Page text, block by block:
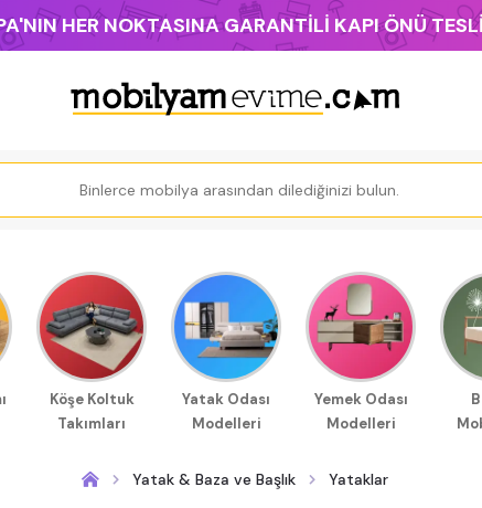
HER NOKTASINA GARANTİLİ KAPI ÖNÜ
Köşe Koltuk
Takımları
Yatak Odası
Modelleri
Yemek Odası
Modelleri
Yatak & Baza ve Başlık Yataklar